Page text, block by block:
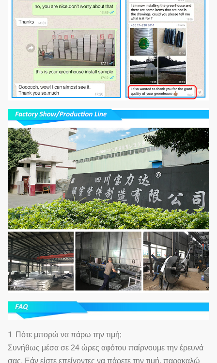
1. Πότε μπορώ να πάρω την τιμή;
Συνήθως μέσα σε 24 ώρες αφότου παίρνουμε την έρευνά
σας. Εάν είστε επείγοντες να πάρετε την τιμή, παρακαλώ